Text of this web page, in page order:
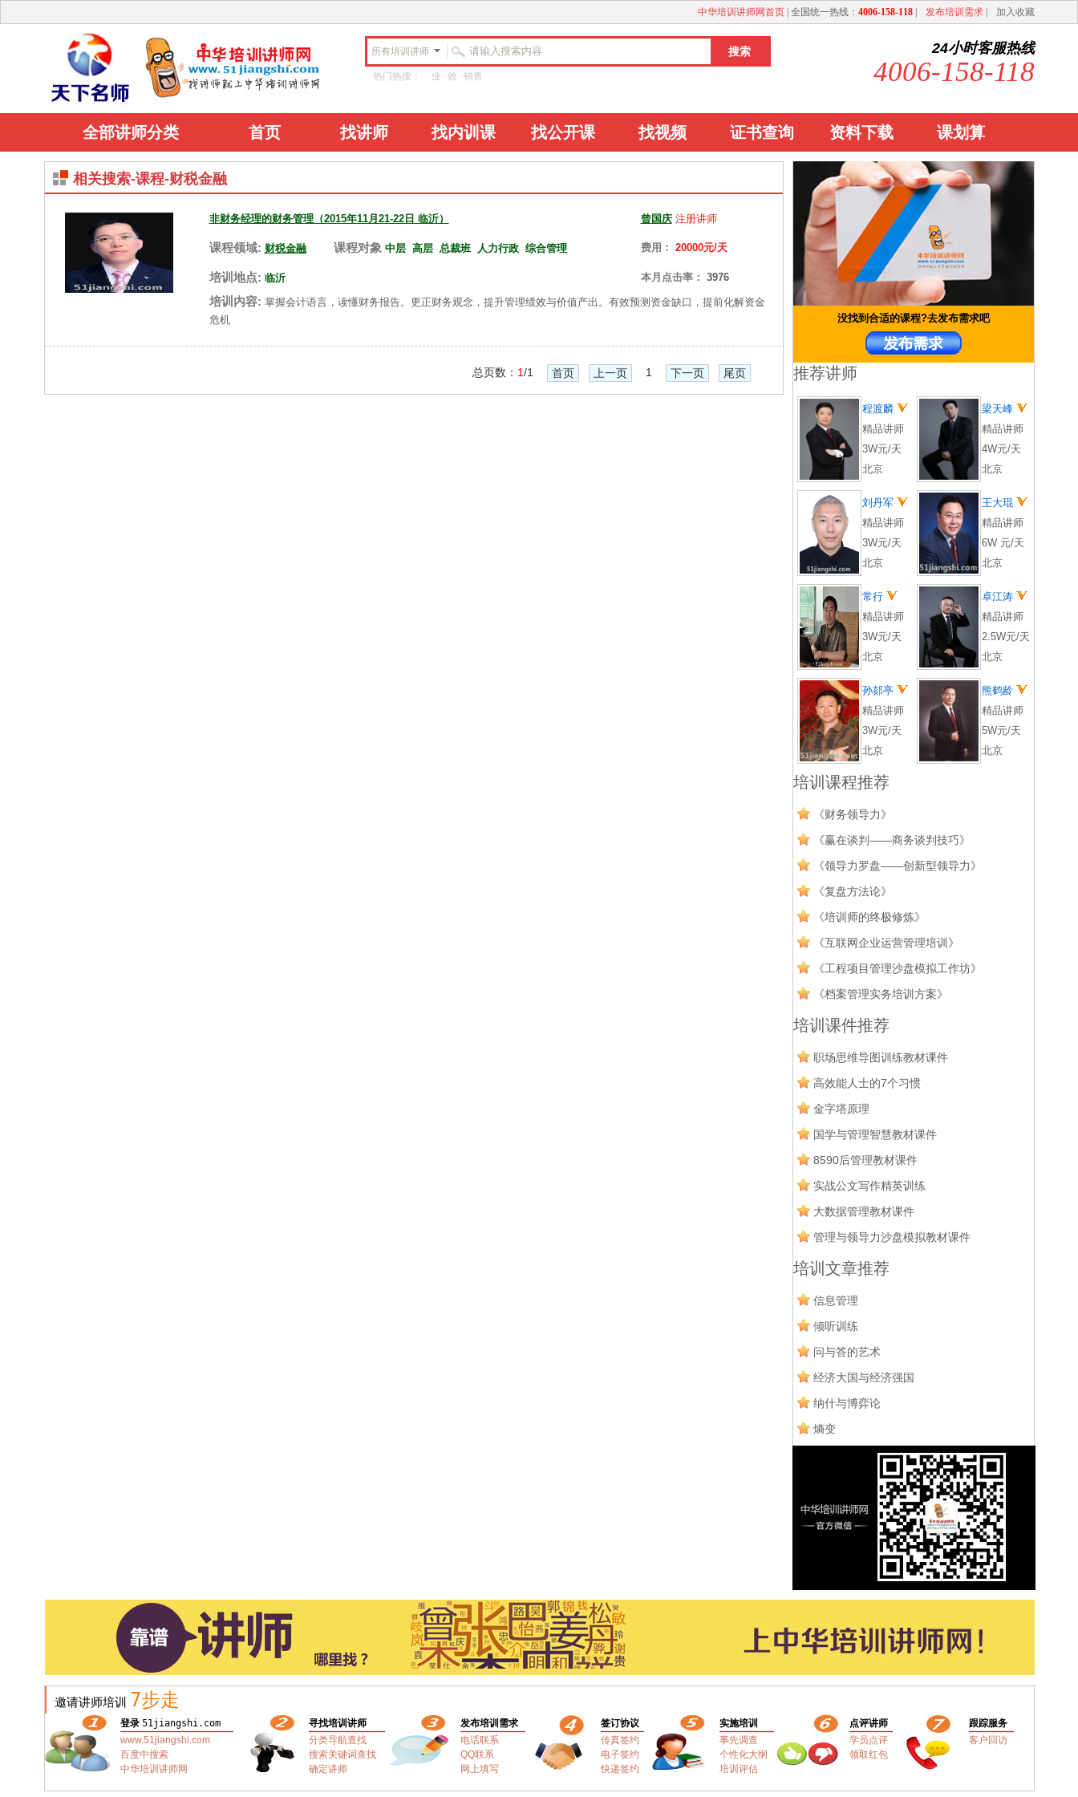
中华培训讲师网首页| 全国统一热线： 4006-158-118| 发布培训需求| 加入收藏
所有培训讲师
热门热搜： 业 效 销售
24小时客服热线
4006-158-118
全部讲师分类 首页 找讲师 找内训课 找公开课 找视频 证书查询 资料下载 课划算
相关搜索-课程-财税金融
非财务经理的财务管理（2015年11月21-22日 临沂） 曾国庆 注册讲师
课程领域: 财税金融 课程对象 中层 高层 总裁班 人力行政 综合管理 费用： 20000元/天
培训地点: 临沂 本月点击率： 3976
培训内容: 掌握会计语言，读懂财务报告。更正财务观念，提升管理绩效与价值产出。有效预测资金缺口，提前化解资金
危机
总页数： 1/1 首页 上一页 1 下一页 尾页
没找到合适的课程?去发布需求吧
推荐讲师
程渡麟
精品讲师
3W元/天
北京
梁天峰
精品讲师
4W元/天
北京
刘丹军
精品讲师
3W元/天
北京
王大琨
精品讲师
6W 元/天
北京
常行
精品讲师
3W元/天
北京
卓江涛
精品讲师
2.5W元/天
北京
孙郂亭
精品讲师
3W元/天
北京
熊鹤龄
精品讲师
5W元/天
北京
培训课程推荐
《财务领导力》
《赢在谈判——商务谈判技巧》
《领导力罗盘——创新型领导力》
《复盘方法论》
《培训师的终极修炼》
《互联网企业运营管理培训》
《工程项目管理沙盘模拟工作坊》
《档案管理实务培训方案》
培训课件推荐
职场思维导图训练教材课件
高效能人士的7个习惯
金字塔原理
国学与管理智慧教材课件
8590后管理教材课件
实战公文写作精英训练
大数据管理教材课件
管理与领导力沙盘模拟教材课件
培训文章推荐
信息管理
倾听训练
问与答的艺术
经济大国与经济强国
纳什与博弈论
熵变
邀请讲师培训 7步走
登录 51jiangshi.com
www.51jiangshi.com
百度中搜索
中华培训讲师网
寻找培训讲师
分类导航查找
搜索关键词查找
确定讲师
发布培训需求
电话联系
QQ联系
网上填写
签订协议
传真签约
电子签约
快递签约
实施培训
事先调查
个性化大纲
培训评估
点评讲师
学员点评
领取红包
跟踪服务
客户回访